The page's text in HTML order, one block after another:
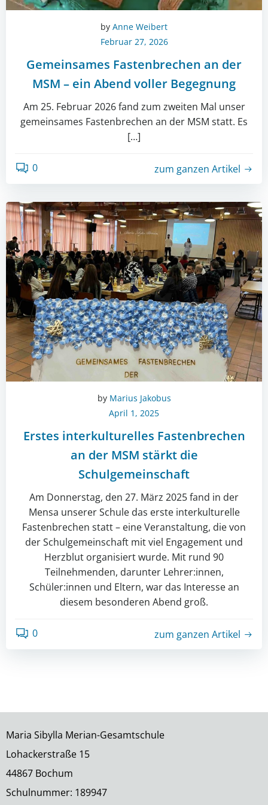
by Anne Weibert
Februar 27, 2026
Gemeinsames Fastenbrechen an der
MSM – ein Abend voller Begegnung
Am 25. Februar 2026 fand zum zweiten Mal unser
gemeinsames Fastenbrechen an der MSM statt. Es
[…]
0 zum ganzen Artikel
by Marius Jakobus
April 1, 2025
Erstes interkulturelles Fastenbrechen
an der MSM stärkt die
Schulgemeinschaft
Am Donnerstag, den 27. März 2025 fand in der
Mensa unserer Schule das erste interkulturelle
Fastenbrechen statt – eine Veranstaltung, die von
der Schulgemeinschaft mit viel Engagement und
Herzblut organisiert wurde. Mit rund 90
Teilnehmenden, darunter Lehrer:innen,
Schüler:innen und Eltern, war das Interesse an
diesem besonderen Abend groß.
0 zum ganzen Artikel
Maria Sibylla Merian-Gesamtschule
Lohackerstraße 15
44867 Bochum
Schulnummer: 189947